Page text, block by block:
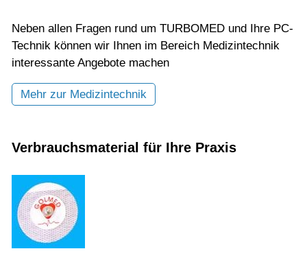
Neben allen Fragen rund um TURBOMED und Ihre PC-
Technik können wir Ihnen im Bereich Medizintechnik
interessante Angebote machen
Mehr zur Medizintechnik
Verbrauchsmaterial für Ihre Praxis